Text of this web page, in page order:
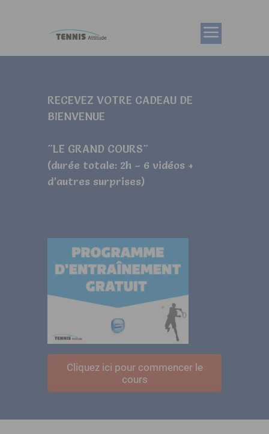
RECEVEZ VOTRE CADEAU DE
BIENVENUE
"LE GRAND COURS"
(durée totale: 2h – 6 vidéos +
d’autres surprises)
Cliquez ici pour commencer le
cours